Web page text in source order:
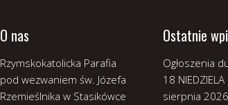
O nas
Rzymskokatolicka Parafia
pod wezwaniem św. Józefa
Rzemieślnika w Stasikówce
Ostatnie
Ogłoszenia
18 NIEDZIELA
sierpnia 2026